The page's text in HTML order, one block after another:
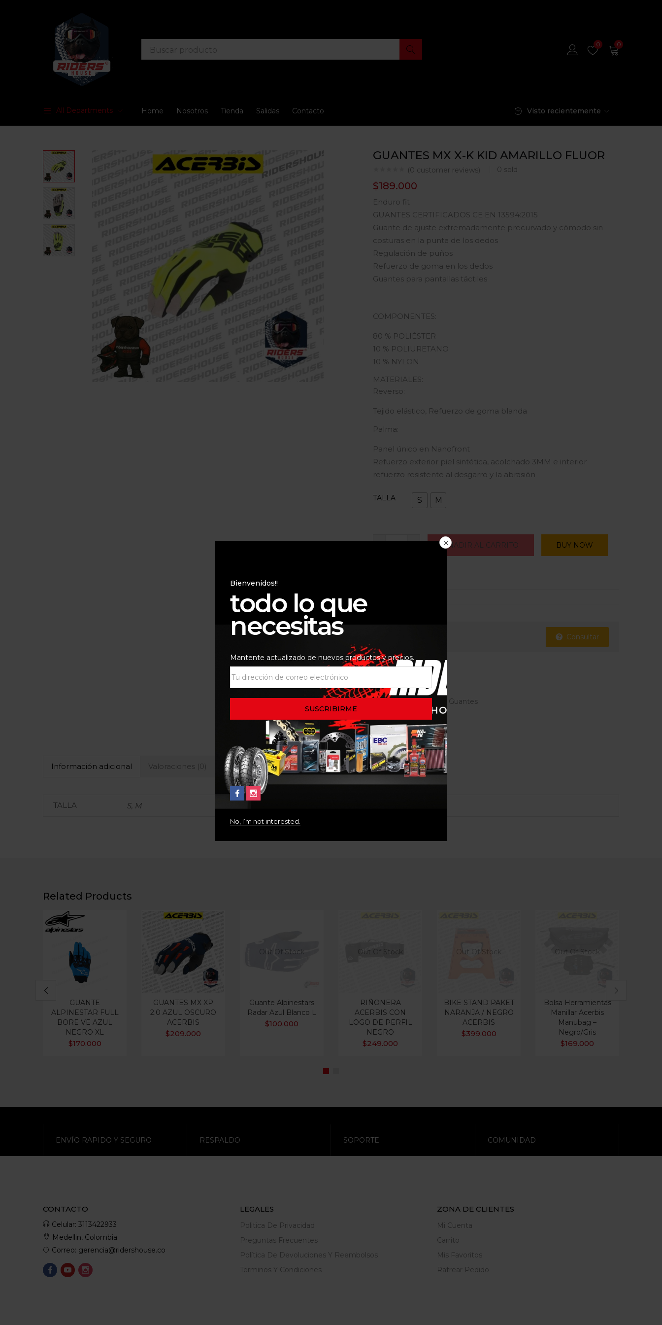
0 0
All Departments Home Nosotros Tienda Salidas Contacto Visto recientemente
GUANTES MX X-K KID AMARILLO FLUOR
(0 customer reviews) 0 sold
$189.000
Enduro fit
GUANTES CERTIFICADOS CE EN 13594:2015
Guante de ajuste extremadamente precurvado y cómodo sin
costuras en la punta de los dedos
Regulación de puños
Refuerzo de goma en los dedos
Guantes para pantallas táctiles
COMPONENTES:
80 % POLIÉSTER
10 % POLIURETANO
10 % NYLON
MATERIALES:
Reverso:
Tejido elástico, Refuerzo de goma blanda
Palma:
Panel único en Nanofront
Refuerzo exterior piel sintética, acolchado 3MM e interior
refuerzo resistente al desgarro y la abrasión
TALLA S M
AÑADIR AL CARRITO BUY NOW
Consultar
SKU:N/D
Guantes
Guantes
Información adicional Valoraciones (0) Políticas de la tienda Consultas
TALLA S, M
Related Products
GUANTE
ALPINESTAR FULL
BORE VE AZUL
NEGRO XL
$170.000
GUANTES MX XP
2.0 AZUL OSCURO
ACERBIS
$209.000
Out Of Stock
Guante Alpinestars
Radar Azul Blanco L
$100.000
Out Of Stock
RIÑONERA
ACERBIS CON
LOGO DE PERFIL
NEGRO
$249.000
Out Of Stock
BIKE STAND PAKET
NARANJA / NEGRO
ACERBIS
$399.000
Out Of Stock
Bolsa Herramientas
Manillar Acerbis
Manubag –
Negro/Gris
$169.000
Bienvenidos!!
todo lo que
necesitas
Mantente actualizado de nuevos productos y precios.
No, I’m not interested.
ENVÍO RAPIDO Y SEGURO RESPALDO SOPORTE COMUNIDAD
CONTACTO
Celular: 3113422933
Medellin, Colombia
Correo: gerencia@ridershouse.co
LEGALES
Politica De Privacidad
Preguntas Frecuentes
Política De Devoluciones Y Reembolsos
Terminos Y Condiciones
ZONA DE CLIENTES
Mi Cuenta
Carrito
Mis Favoritos
Ratrear Pedido